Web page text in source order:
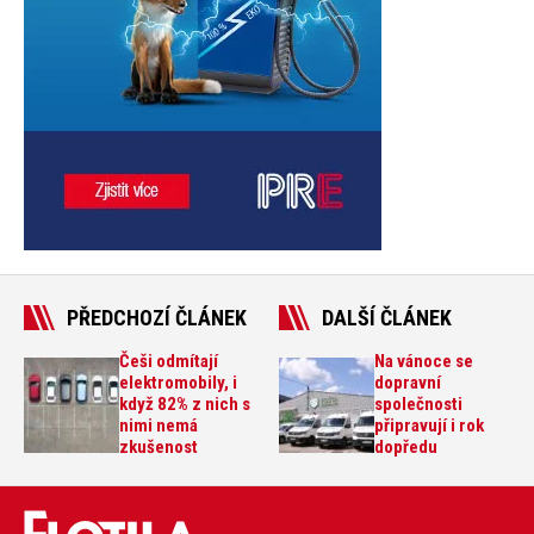
PŘEDCHOZÍ ČLÁNEK
Češi odmítají
elektromobily, i
když 82% z nich s
nimi nemá
zkušenost
DALŠÍ ČLÁNEK
Na vánoce se
dopravní
společnosti
připravují i rok
dopředu